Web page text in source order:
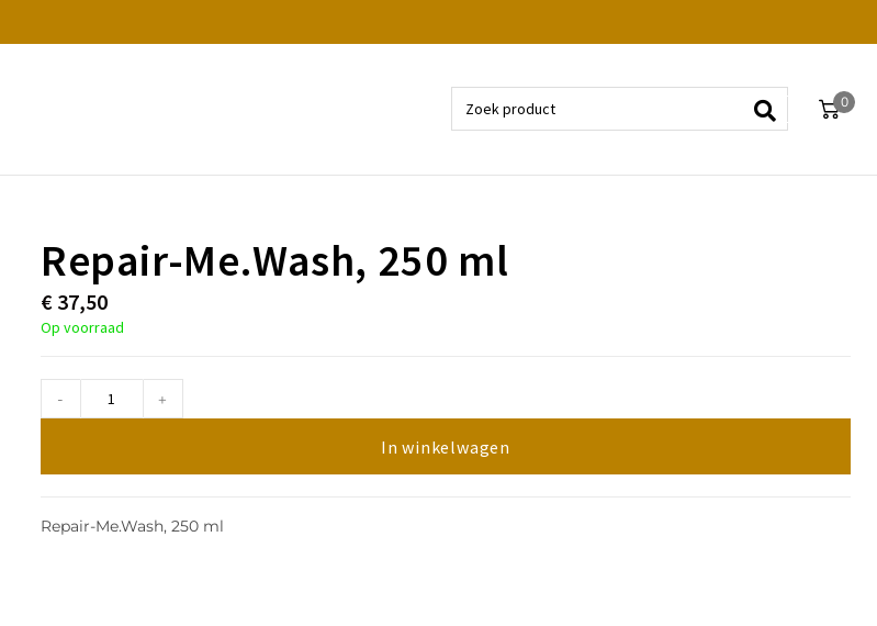
0
Repair-Me.Wash, 250 ml
€37,50
Op voorraad
- +
In winkelwagen
Repair-Me.Wash, 250 ml